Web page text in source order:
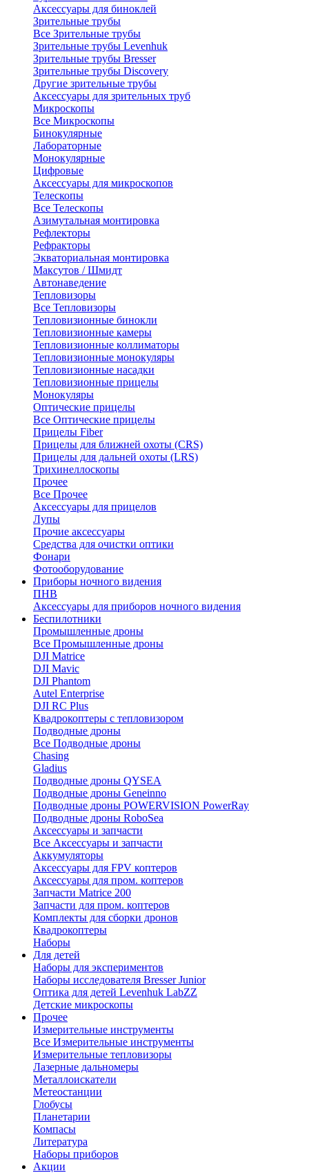
Аксессуары для биноклей
Зрительные трубы
Все Зрительные трубы
Зрительные трубы Levenhuk
Зрительные трубы Bresser
Зрительные трубы Discovery
Другие зрительные трубы
Аксессуары для зрительных труб
Микроскопы
Все Микроскопы
Бинокулярные
Лабораторные
Монокулярные
Цифровые
Аксессуары для микроскопов
Телескопы
Все Телескопы
Азимутальная монтировка
Рефлекторы
Рефракторы
Экваториальная монтировка
Максутов / Шмидт
Автонаведение
Тепловизоры
Все Тепловизоры
Тепловизионные бинокли
Тепловизионные камеры
Тепловизионные коллиматоры
Тепловизионные монокуляры
Тепловизионные насадки
Тепловизионные прицелы
Монокуляры
Оптические прицелы
Все Оптические прицелы
Прицелы Fiber
Прицелы для ближней охоты (CRS)
Прицелы для дальней охоты (LRS)
Трихинеллоскопы
Прочее
Все Прочее
Аксессуары для прицелов
Лупы
Прочие аксессуары
Средства для очистки оптики
Фонари
Фотооборудование
Приборы ночного видения
ПНВ
Аксессуары для приборов ночного видения
Беспилотники
Промышленные дроны
Все Промышленные дроны
DJI Matrice
DJI Mavic
DJI Phantom
Autel Enterprise
DJI RC Plus
Квадрокоптеры с тепловизором
Подводные дроны
Все Подводные дроны
Chasing
Gladius
Подводные дроны QYSEA
Подводные дроны Geneinno
Подводные дроны POWERVISION PowerRay
Подводные дроны RoboSea
Аксессуары и запчасти
Все Аксессуары и запчасти
Аккумуляторы
Аксессуары для FPV коптеров
Аксессуары для пром. коптеров
Запчасти Matrice 200
Запчасти для пром. коптеров
Комплекты для сборки дронов
Квадрокоптеры
Наборы
Для детей
Наборы для экспериментов
Наборы исследователя Bresser Junior
Оптика для детей Levenhuk LabZZ
Детские микроскопы
Прочее
Измерительные инструменты
Все Измерительные инструменты
Измерительные тепловизоры
Лазерные дальномеры
Металлоискатели
Метеостанции
Глобусы
Планетарии
Компасы
Литература
Наборы приборов
Акции